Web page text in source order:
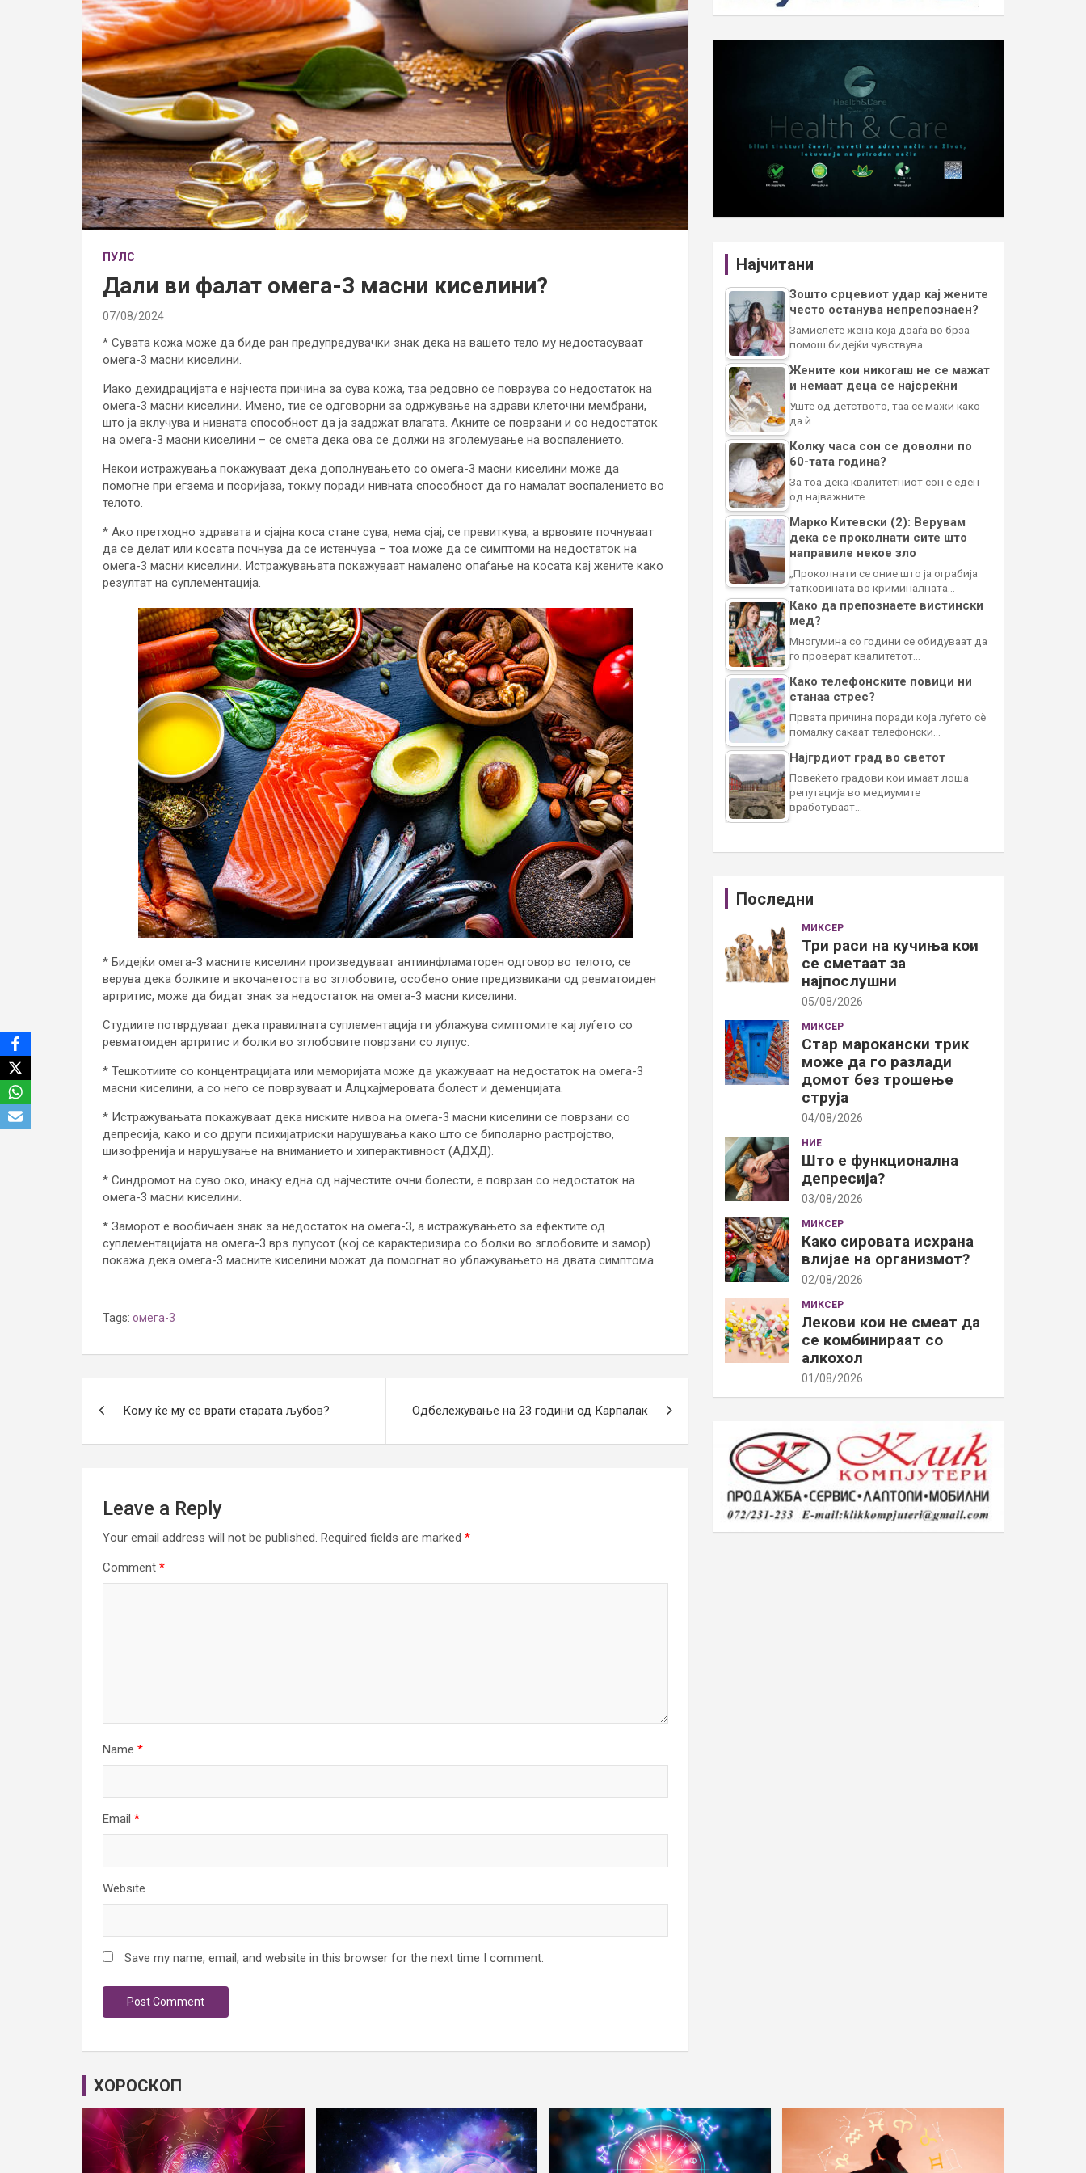
ПУЛС
Дали ви фалат омега-3 масни киселини?
07/08/2024
* Сувата кожа може да биде ран предупредувачки знак дека на вашето тело му недостасуваат
омега-3 масни киселини.
Иако дехидрацијата е најчеста причина за сува кожа, таа редовно се поврзува со недостаток на
омега-3 масни киселини. Имено, тие се одговорни за одржување на здрави клеточни мембрани,
што ја вклучува и нивната способност да ја задржат влагата. Акните се поврзани и со недостаток
на омега-3 масни киселини – се смета дека ова се должи на зголемување на воспалението.
Некои истражувања покажуваат дека дополнувањето со омега-3 масни киселини може да
помогне при егзема и псоријаза, токму поради нивната способност да го намалат воспалението во
телото.
* Ако претходно здравата и сјајна коса стане сува, нема сјај, се превиткува, а врвовите почнуваат
да се делат или косата почнува да се истенчува – тоа може да се симптоми на недостаток на
омега-3 масни киселини. Истражувањата покажуваат намалено опаѓање на косата кај жените како
резултат на суплементација.
* Бидејќи омега-3 масните киселини произведуваат антиинфламаторен одговор во телото, се
верува дека болките и вкочанетоста во зглобовите, особено оние предизвикани од ревматоиден
артритис, може да бидат знак за недостаток на омега-3 масни киселини.
Студиите потврдуваат дека правилната суплементација ги ублажува симптомите кај луѓето со
ревматоиден артритис и болки во зглобовите поврзани со лупус.
* Тешкотиите со концентрацијата или меморијата може да укажуваат на недостаток на омега-3
масни киселини, а со него се поврзуваат и Алцхајмеровата болест и деменцијата.
* Истражувањата покажуваат дека ниските нивоа на омега-3 масни киселини се поврзани со
депресија, како и со други психијатриски нарушувања како што се биполарно растројство,
шизофренија и нарушување на вниманието и хиперактивност (АДХД).
* Синдромот на суво око, инаку една од најчестите очни болести, е поврзан со недостаток на
омега-3 масни киселини.
* Заморот е вообичаен знак за недостаток на омега-3, а истражувањето за ефектите од
суплементацијата на омега-3 врз лупусот (кој се карактеризира со болки во зглобовите и замор)
покажа дека омега-3 масните киселини можат да помогнат во ублажувањето на двата симптома.
Tags: омега-3
navigation
Кому ќе му се врати старата љубов? Одбележување на 23 години од Карпалак
Leave a Reply
Your email address will not be published. Required fields are marked *
Comment *
Name *
Email *
Website
Save my name, email, and website in this browser for the next time I comment.
Најчитани
Зошто срцевиот удар кај жените
често останува непрепознаен?
Замислете жена која доаѓа во брза
помош бидејќи чувствува…
Жените кои никогаш не се мажат
и немаат деца се најсреќни
Уште од детството, таа се мажи како
да ѝ…
Колку часа сон се доволни по
60-тата година?
За тоа дека квалитетниот сон е еден
од најважните…
Марко Китевски (2): Верувам
дека се проколнати сите што
направиле некое зло
„Проколнати се оние што ја ограбија
татковината во криминалната…
Како да препознаете вистински
мед?
Многумина со години се обидуваат да
го проверат квалитетот…
Како телефонските повици ни
станаа стрес?
Првата причина поради која луѓето сè
помалку сакаат телефонски…
Најгрдиот град во светот
Повеќето градови кои имаат лоша
репутација во медиумите
вработуваат…
Последни
МИКСЕР
Три раси на кучиња кои
се сметаат за
најпослушни
05/08/2026
МИКСЕР
Стар марокански трик
може да го разлади
домот без трошење
струја
04/08/2026
НИЕ
Што е функционална
депресија?
03/08/2026
МИКСЕР
Како сировата исхрана
влијае на организмот?
02/08/2026
МИКСЕР
Лекови кои не смеат да
се комбинираат со
алкохол
01/08/2026
ХОРОСКОП